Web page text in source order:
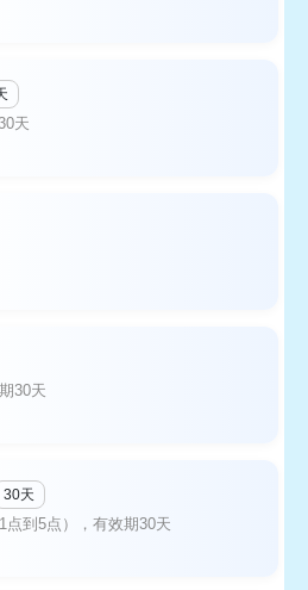
天
30天
30天
点到5点），有效期30天